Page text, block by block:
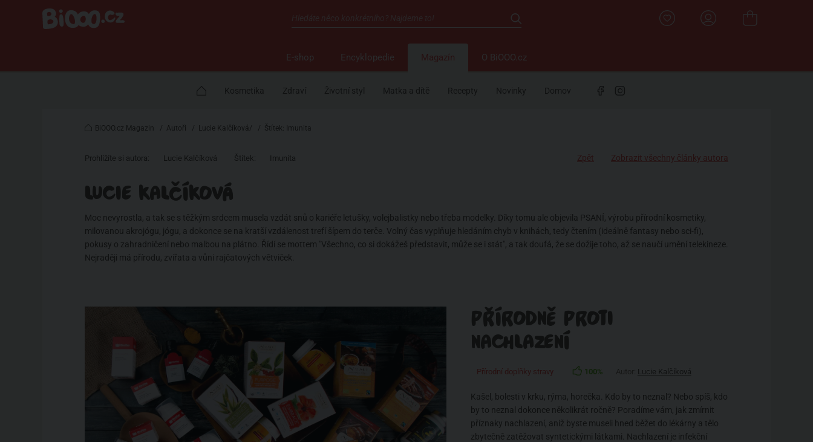
E-shop Encyklopedie Magazín O BiOOO.cz
Kosmetika Zdraví Životní styl Matka a dítě Recepty Novinky Domov
BiOOO.cz Magazin / Autoři / Lucie Kalčíková/ / Štítek: Imunita
Zpět Zobrazit všechny články autora
Prohlížíte si autora: Lucie Kalčíková Štítek: Imunita
LUCIE KALČÍKOVÁ
Moc nevyrostla, a tak se s těžkým srdcem musela vzdát snů o kariéře letušky, volejbalistky nebo třeba modelky. Díky tomu ale objevila PSANÍ, výrobu přírodní kosmetiky,
milovanou akrojógu, jógu, a dokonce se na kratší vzdálenost trefí šípem do terče. Volný čas vyplňuje hledáním chyb v knihách, tedy čtením (ideálně fantasy nebo sci-fi),
pokusy o zahradničení nebo malbou na plátno. Řídí se mottem "Všechno, co si dokážeš představit, může se i stát", a tak doufá, že se dožije toho, až se naučí umění telekineze.
Nejraději má přírodu, zvířata a vůni rajčatových větviček.
PŘÍRODNĚ PROTI
NACHLAZENÍ
Přírodní doplňky stravy 100% Lucie Kalčíková
Kašel, bolesti v krku, rýma, horečka. Kdo by to neznal? Nebo spíš, kdo
by to neznal dokonce několikrát ročně? Poradíme vám, jak zmírnit
příznaky nachlazení, aniž byste museli hned běžet do lékárny a tělo
zbytečně zatěžovat syntetickými látkami. Nachlazení je infekční